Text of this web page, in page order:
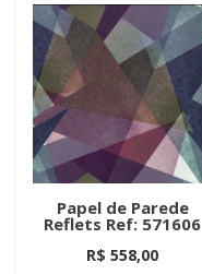
Papel de Parede
Reflets Ref: 571606
R$ 558,00